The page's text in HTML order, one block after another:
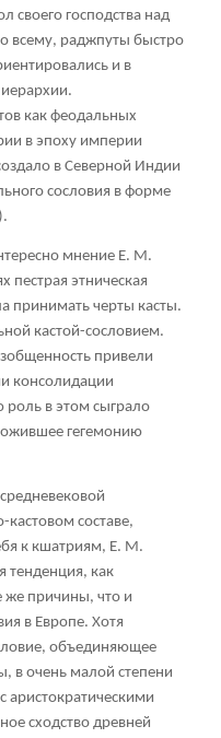
своего господства над
всему, раджпуты быстро
и в
как феодальных
в эпоху империи
в Северной Индии
сословия в форме
мнение Е. М.
пестрая этническая
принимать черты касты.
кастой-сословием.
привели
консолидации
роль в этом сыграло
гегемонию
кастовом составе,
к кшатриям, Е. М.
тенденция, как
же причины, что и
в Европе. Хотя
объединяющее
в очень малой степени
сходство древней